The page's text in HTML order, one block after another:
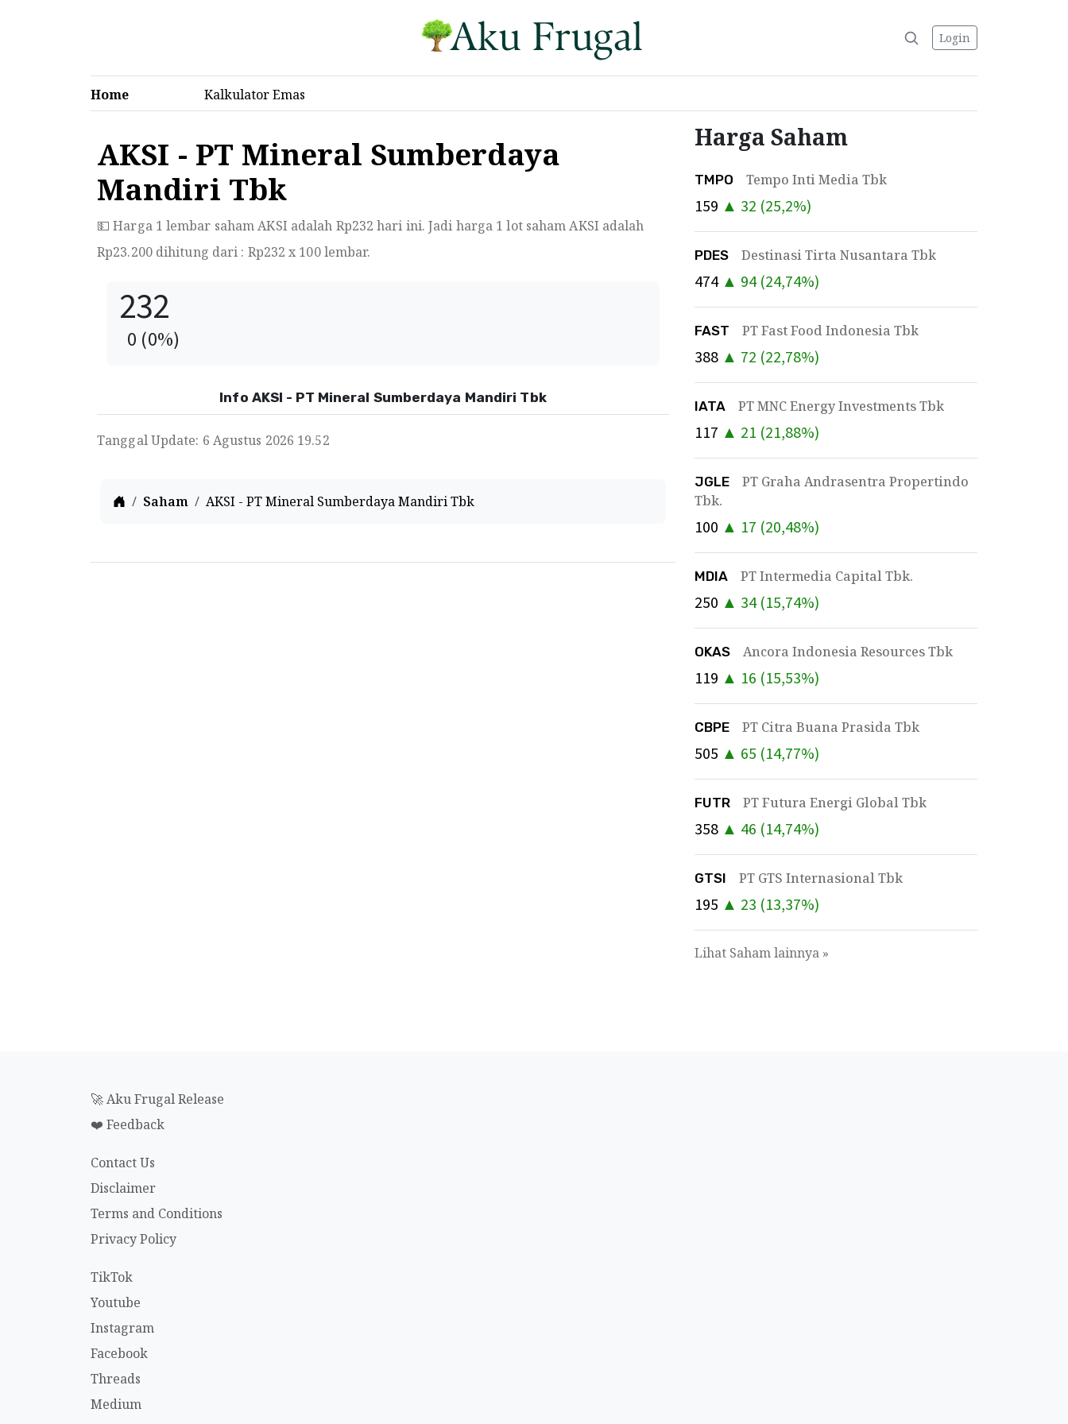
Login
Home Kalkulator Emas
AKSI - PT Mineral Sumberdaya
Mandiri Tbk
💵 Harga 1 lembar saham AKSI adalah Rp232 hari ini. Jadi harga 1 lot saham AKSI adalah
Rp23.200dihitung dari : Rp232 x 100 lembar.
232
0 (0%)
Info AKSI - PT Mineral Sumberdaya Mandiri Tbk
Tanggal Update: 6 Agustus 2026 19.52
Home
Saham AKSI - PT Mineral Sumberdaya Mandiri Tbk
Harga Saham
TMPO Tempo Inti Media Tbk
159 ▲ 32 (25,2%)
PDES Destinasi Tirta Nusantara Tbk
474 ▲ 94(24,74%)
FAST PT Fast Food Indonesia Tbk
388 ▲ 72 (22,78%)
IATA PT MNC Energy Investments Tbk
117 ▲ 21 (21,88%)
JGLE
PT Graha Andrasentra Propertindo
Tbk.
100 ▲ 17 (20,48%)
MDIA PT Intermedia Capital Tbk.
250 ▲ 34(15,74%)
OKAS Ancora Indonesia Resources Tbk
119 ▲ 16 (15,53%)
CBPE PT Citra Buana Prasida Tbk
505 ▲ 65 (14,77%)
FUTR PT Futura Energi Global Tbk
358 ▲ 46 (14,74%)
GTSI PT GTS Internasional Tbk
195 ▲ 23 (13,37%)
Lihat Saham lainnya »
🚀 Aku Frugal Release
❤️ Feedback
Contact Us
Disclaimer
Terms and Conditions
Privacy Policy
TikTok
Youtube
Instagram
Facebook
Threads
Medium